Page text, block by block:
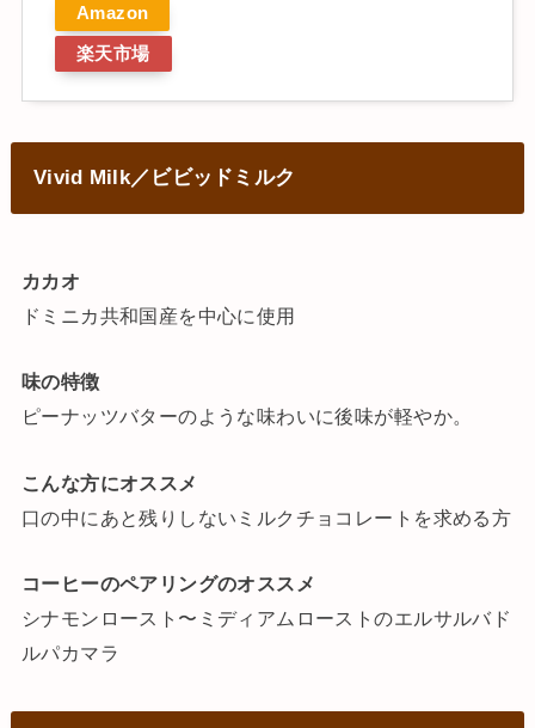
Amazon
楽天市場
Vivid Milk／ビビッドミルク
カカオ
ドミニカ共和国産を中心に使用
味の特徴
ピーナッツバターのような味わいに後味が軽やか。
こんな方にオススメ
口の中にあと残りしないミルクチョコレートを求める方
コーヒーのペアリングのオススメ
シナモンロースト〜ミディアムローストのエルサルバド
ルパカマラ